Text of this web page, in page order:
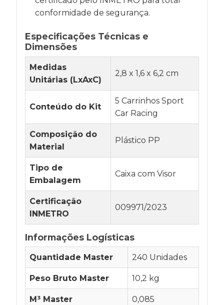
conformidade de segurança.
Especificações Técnicas e
Dimensões
Medidas
Unitárias (LxAxC)
2,8 x 1,6 x 6,2 cm
Conteúdo do Kit
5 Carrinhos Sport
Car Racing
Composição do
Material
Plástico PP
Tipo de
Embalagem
Caixa com Visor
Certificação
INMETRO
009971/2023
Informações Logísticas
Quantidade Master 240 Unidades
Peso Bruto Master 10,2 kg
M³ Master 0,085